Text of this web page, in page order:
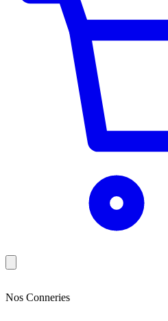
Nos Conneries